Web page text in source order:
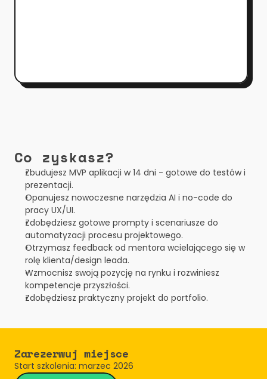
Co zyskasz?
Zbudujesz MVP aplikacji w 14 dni - gotowe do testów i
prezentacji.
Opanujesz nowoczesne narzędzia AI i no-code do
pracy UX/UI.
Zdobędziesz gotowe prompty i scenariusze do
automatyzacji procesu projektowego.
Otrzymasz feedback od mentora wcielającego się w
rolę klienta/design leada.
Wzmocnisz swoją pozycję na rynku i rozwiniesz
kompetencje przyszłości.
Zdobędziesz praktyczny projekt do portfolio.
Zarezerwuj miejsce
Start szkolenia: marzec 2026